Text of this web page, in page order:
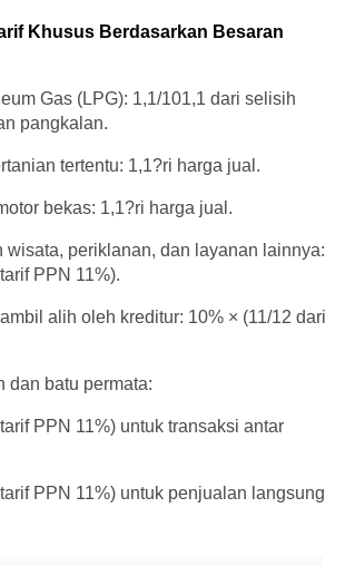
Khusus Berdasarkan Besaran
Gas (LPG): 1,1/101,1 dari selisih
pangkalan.
tertentu: 1,1?ri harga jual.
bekas: 1,1?ri harga jual.
wisata, periklanan, dan layanan lainnya:
PPN 11%).
alih oleh kreditur: 10% × (11/12 dari
dan batu permata:
PPN 11%) untuk transaksi antar
PPN 11%) untuk penjualan langsung